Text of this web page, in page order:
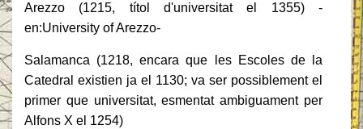
Arezzo (1215, títol d'universitat el 1355) -
en:University of Arezzo-
Salamanca (1218, encara que les Escoles de la
Catedral existien ja el 1130; va ser possiblement el
primer que universitat, esmentat ambiguament per
Alfons X el 1254)